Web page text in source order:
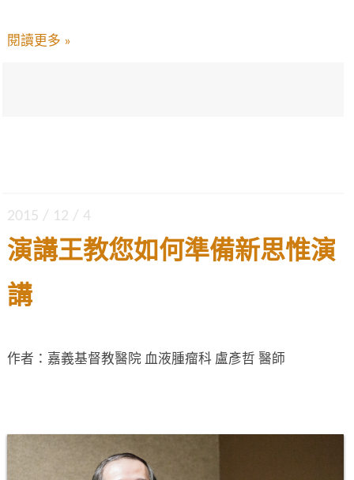
閱讀更多 »
2015 / 12 / 4
演講王教您如何準備新思惟演
講
作者：嘉義基督教醫院 血液腫瘤科 盧彥哲 醫師